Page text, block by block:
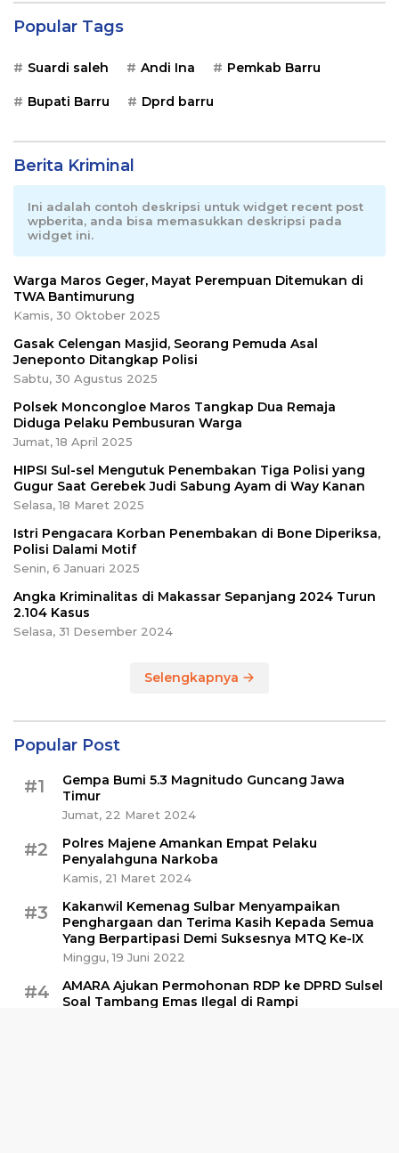
Popular Tags
Suardi saleh Andi Ina Pemkab Barru
Bupati Barru Dprd barru
Berita Kriminal
Ini adalah contoh deskripsi untuk widget recent post
wpberita, anda bisa memasukkan deskripsi pada
widget ini.
Warga Maros Geger, Mayat Perempuan Ditemukan di
TWA Bantimurung
Kamis, 30 Oktober 2025
Gasak Celengan Masjid, Seorang Pemuda Asal
Jeneponto Ditangkap Polisi
Sabtu, 30 Agustus 2025
Polsek Moncongloe Maros Tangkap Dua Remaja
Diduga Pelaku Pembusuran Warga
Jumat, 18 April 2025
HIPSI Sul-sel Mengutuk Penembakan Tiga Polisi yang
Gugur Saat Gerebek Judi Sabung Ayam di Way Kanan
Selasa, 18 Maret 2025
Istri Pengacara Korban Penembakan di Bone Diperiksa,
Polisi Dalami Motif
Senin, 6 Januari 2025
Angka Kriminalitas di Makassar Sepanjang 2024 Turun
2.104 Kasus
Selasa, 31 Desember 2024
Selengkapnya
Popular Post
#1
Gempa Bumi 5.3 Magnitudo Guncang Jawa
Timur
Jumat, 22 Maret 2024
#2
Polres Majene Amankan Empat Pelaku
Penyalahguna Narkoba
Kamis, 21 Maret 2024
#3
Kakanwil Kemenag Sulbar Menyampaikan
Penghargaan dan Terima Kasih Kepada Semua
Yang Berpartipasi Demi Suksesnya MTQ Ke-IX
Minggu, 19 Juni 2022
#4
AMARA Ajukan Permohonan RDP ke DPRD Sulsel
Soal Tambang Emas Ilegal di Rampi